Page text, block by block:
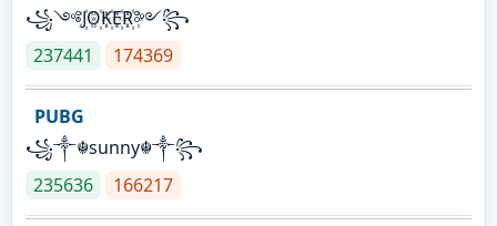
꧁༺J꙰O꙰K꙰E꙰R꙰༻꧂
237441
174369
PUBG
꧁༒☬sunny☬༒꧂
235636
166217